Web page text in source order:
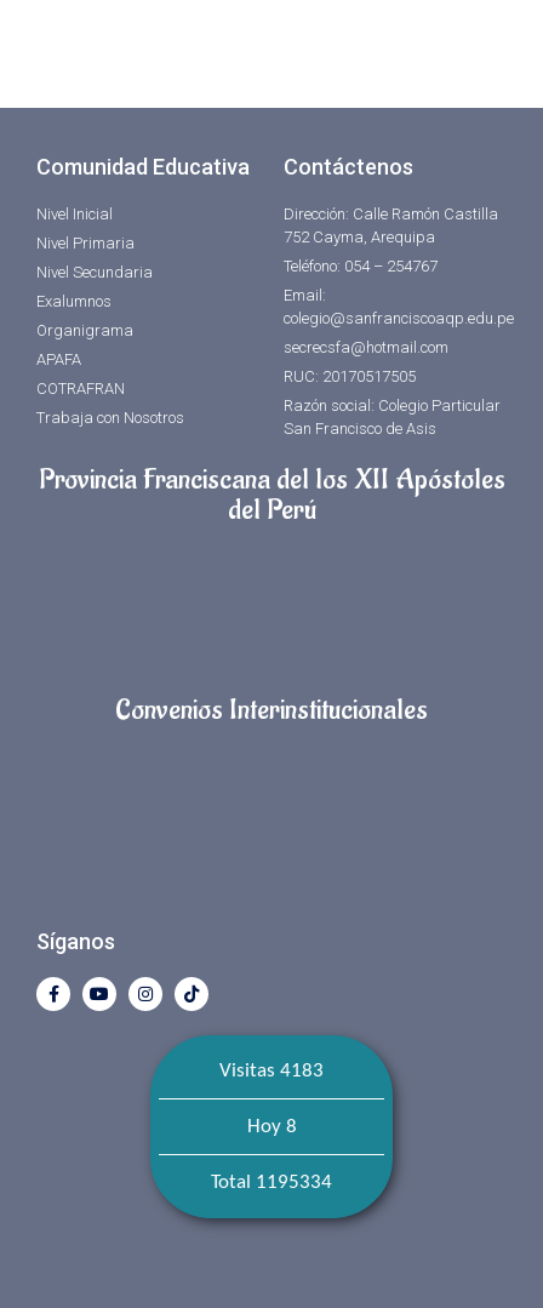
Comunidad Educativa
Nivel Inicial
Nivel Primaria
Nivel Secundaria
Exalumnos
Organigrama
APAFA
COTRAFRAN
Trabaja con Nosotros
Contáctenos
Dirección: Calle Ramón Castilla
752 Cayma, Arequipa
Teléfono: 054 – 254767
Email:
colegio@sanfranciscoaqp.edu.pe
secrecsfa@hotmail.com
RUC: 20170517505
Razón social: Colegio Particular
San Francisco de Asis
Provincia Franciscana del los XII Apóstoles
del Perú
Convenios Interinstitucionales
Síganos
Visitas 4183
Hoy 8
Total 1195334